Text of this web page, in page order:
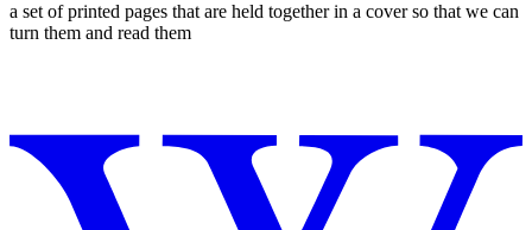
a set of printed pages that are held together in a cover so that we can
turn them and read them